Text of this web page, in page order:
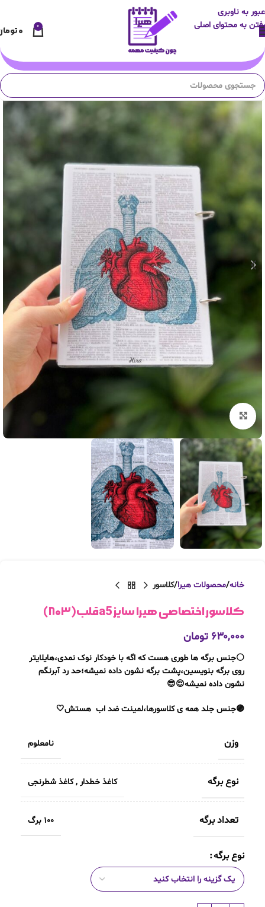
عبور به ناوبری
رفتن به محتوای اصلی
0 ۰
بزرگنمایی تصویر
خانه محصولات هیرا کلاسور
کلاسور اختصاصی هیرا سایز a5قلب(۸۰۳)
۶۳۰,۰۰۰ تومان
⚪جنس برگه ها طوری هست که اگه با خودکار نوک نمدی،هایلایتر
روی برگه بنویسین،پشت برگه نشون داده نمیشه؛حد رد آبرنگم
نشون داده نمیشه😌😎
🟣جنس جلد همه ی کلاسورها،لمینت ضد اب هستش🤍
وزن نامعلوم
نوع برگه کاغذ خطدار ,کاغذ شطرنجی
تعداد برگه 100 برگ
نوع برگه